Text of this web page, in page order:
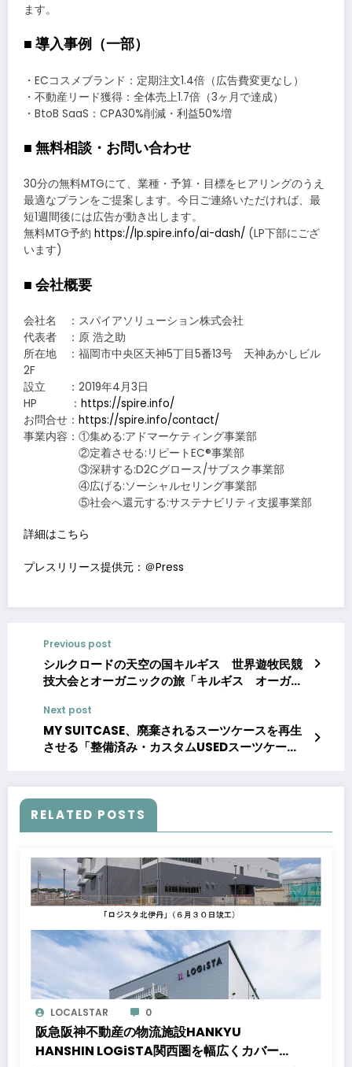
ます。
■ 導入事例（一部）
・ECコスメブランド：定期注文1.4倍（広告費変更なし）
・不動産リード獲得：全体売上1.7倍（3ヶ月で達成）
・BtoB SaaS：CPA30%削減・利益50%増
■ 無料相談・お問い合わせ
30分の無料MTGにて、業種・予算・目標をヒアリングのうえ
最適なプランをご提案します。今日ご連絡いただければ、最
短1週間後には広告が動き出します。
無料MTG予約 https://lp.spire.info/ai-dash/ (LP下部にござ
います)
■ 会社概要
会社名 ：スパイアソリューション株式会社
代表者 ：原 浩之助
所在地 ：福岡市中央区天神5丁目5番13号 天神あかしビル
2F
設立 ：2019年4月3日
HP ： https://spire.info/
お問合せ： https://spire.info/contact/
事業内容：①集める:アドマーケティング事業部
②定着させる:リピートEC®事業部
③深耕する:D2Cグロース/サブスク事業部
④広げる:ソーシャルセリング事業部
⑤社会へ還元する:サステナビリティ支援事業部
詳細はこちら
プレスリリース提供元：＠Press
Previous post
シルクロードの天空の国キルギス 世界遊牧民競
技大会とオーガニックの旅「キルギス オーガニ
Next post
MY SUITCASE、廃棄されるスーツケースを再生
させる「整備済み・カスタムUSEDスーツケー
RELATED POSTS
LOCALSTAR 0
阪急阪神不動産の物流施設HANKYU
HANSHIN LOGiSTA関西圏を幅広くカバーで